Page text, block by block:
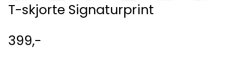
T-skjorte Signaturprint
399,-